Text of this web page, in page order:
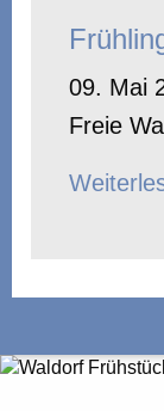
09. Mai
Freie